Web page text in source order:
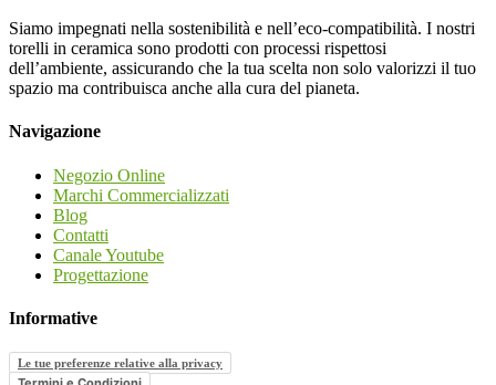
Siamo impegnati nella sostenibilità e nell’eco-compatibilità. I nostri
torelli in ceramica sono prodotti con processi rispettosi
dell’ambiente, assicurando che la tua scelta non solo valorizzi il tuo
spazio ma contribuisca anche alla cura del pianeta.
Navigazione
Negozio Online
Marchi Commercializzati
Blog
Contatti
Canale Youtube
Progettazione
Informative
Le tue preferenze relative alla privacy